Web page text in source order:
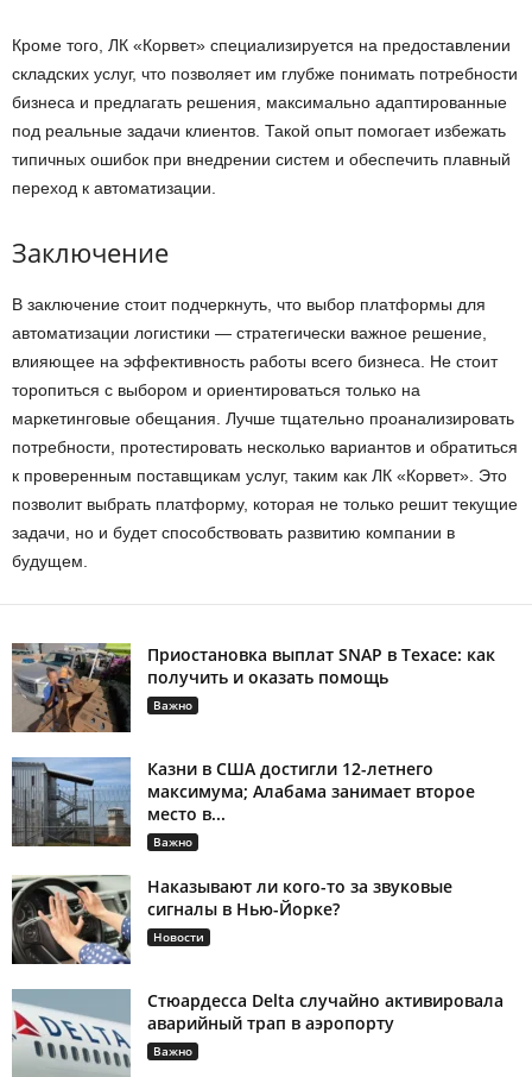
Кроме того, ЛК «Корвет» специализируется на предоставлении
складских услуг, что позволяет им глубже понимать потребности
бизнеса и предлагать решения, максимально адаптированные
под реальные задачи клиентов. Такой опыт помогает избежать
типичных ошибок при внедрении систем и обеспечить плавный
переход к автоматизации.
Заключение
В заключение стоит подчеркнуть, что выбор платформы для
автоматизации логистики — стратегически важное решение,
влияющее на эффективность работы всего бизнеса. Не стоит
торопиться с выбором и ориентироваться только на
маркетинговые обещания. Лучше тщательно проанализировать
потребности, протестировать несколько вариантов и обратиться
к проверенным поставщикам услуг, таким как ЛК «Корвет». Это
позволит выбрать платформу, которая не только решит текущие
задачи, но и будет способствовать развитию компании в
будущем.
Приостановка выплат SNAP в Техасе: как
получить и оказать помощь
Важно
Казни в США достигли 12-летнего
максимума; Алабама занимает второе
место в...
Важно
Наказывают ли кого-то за звуковые
сигналы в Нью-Йорке?
Новости
Стюардесса Delta случайно активировала
аварийный трап в аэропорту
Важно